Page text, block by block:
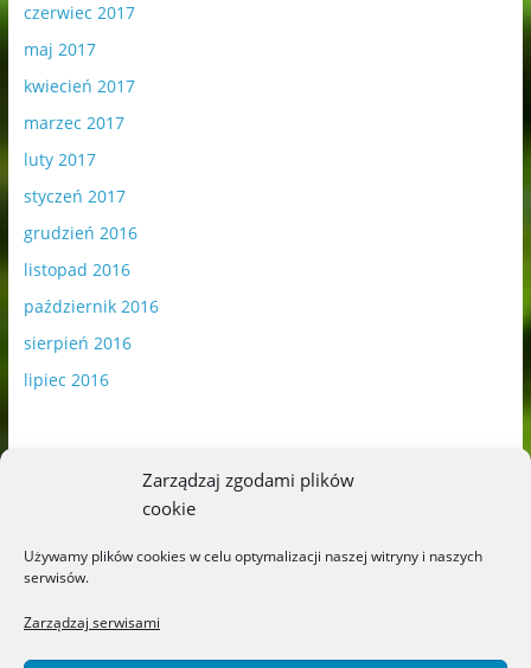
Zarządzaj zgodami plików
cookie
Używamy plików cookies w celu optymalizacji naszej witryny i naszych
serwisów.
Zarządzaj serwisami
czerwiec 2017
maj 2017
kwiecień 2017
marzec 2017
luty 2017
styczeń 2017
grudzień 2016
listopad 2016
październik 2016
sierpień 2016
lipiec 2016